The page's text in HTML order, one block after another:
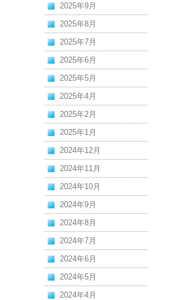
2025年9月
2025年8月
2025年7月
2025年6月
2025年5月
2025年4月
2025年2月
2025年1月
2024年12月
2024年11月
2024年10月
2024年9月
2024年8月
2024年7月
2024年6月
2024年5月
2024年4月